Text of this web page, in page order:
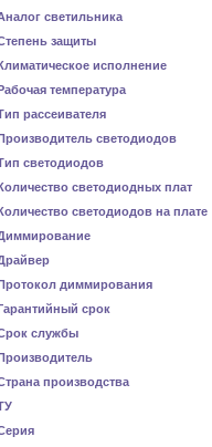
светильника
защиты
исполнение
температура
рассеивателя
светодиодов
светодиодов
светодиодных плат
светодиодов на плате
диммирования
срок
службы
производства